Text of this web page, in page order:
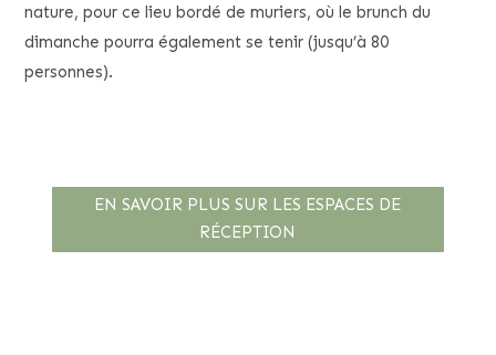
nature, pour ce lieu bordé de muriers, où le brunch du
dimanche pourra également se tenir (jusqu’à 80
personnes).
EN SAVOIR PLUS SUR LES ESPACES DE
RÉCEPTION